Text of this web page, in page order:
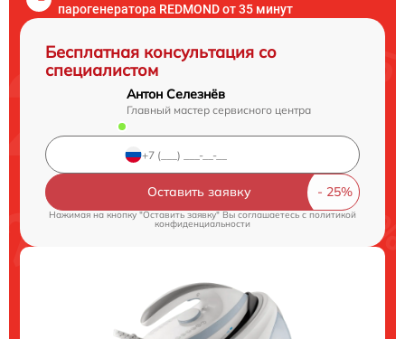
парогенератора REDMOND от 35 минут
Бесплатная консультация со
специалистом
Антон Селезнёв
Главный мастер сервисного центра
Оставить заявку
Нажимая на кнопку "Оставить заявку" Вы соглашаетесь c политикой
конфиденциальности